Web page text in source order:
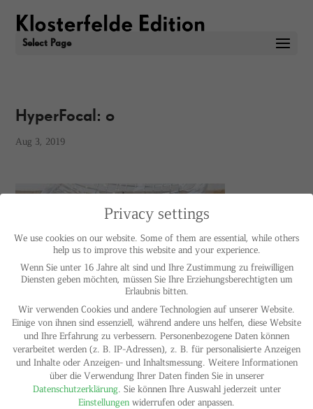
Select Page
HyperFocal: 0
Aug 3, 2019
IMPRINT
PRIVACY POLICY
© HELGA MARIA KLOSTERFELDE | ALL RIGHTS RESERVED
Privacy settings
We use cookies on our website. Some of them are essential, while others
help us to improve this website and your experience.
Wenn Sie unter 16 Jahre alt sind und Ihre Zustimmung zu freiwilligen
Diensten geben möchten, müssen Sie Ihre Erziehungsberechtigten um
Erlaubnis bitten.
Wir verwenden Cookies und andere Technologien auf unserer Website.
Einige von ihnen sind essenziell, während andere uns helfen, diese Website
und Ihre Erfahrung zu verbessern. Personenbezogene Daten können
verarbeitet werden (z. B. IP-Adressen), z. B. für personalisierte Anzeigen
und Inhalte oder Anzeigen- und Inhaltsmessung. Weitere Informationen
über die Verwendung Ihrer Daten finden Sie in unserer
Datenschutzerklärung. Sie können Ihre Auswahl jederzeit unter
Einstellungen widerrufen oder anpassen.